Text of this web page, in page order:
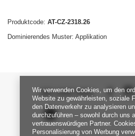
Produktcode: AT-CZ-2318.26
Dominierendes Muster: Applikation
SEI UNS NAH
Wir verwenden Cookies, um den
Website zu gewährleisten, soziale
den Datenverkehr zu analysieren
durchzuführen – sowohl durch uns
vertrauenswürdigen Partner.
Personalisierung von Werbung